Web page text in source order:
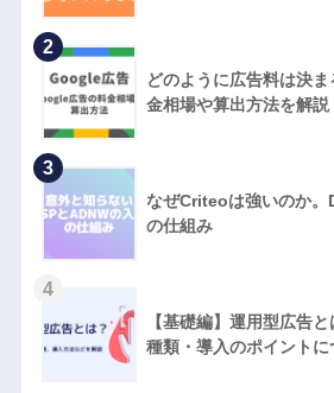
2
どのように広告料は決
金相場や算出方法を解説
3
なぜCriteoは強いのか。
の仕組み
4
【基礎編】運用型広告
種類・導入のポイントに